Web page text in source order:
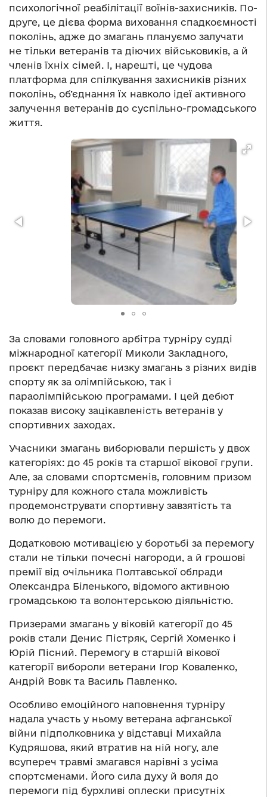
психологічної реабілітації воїнів-захисників. По-
друге, це дієва форма виховання спадкоємності
поколінь, адже до змагань плануємо залучати
не тільки ветеранів та діючих військовиків, а й
членів їхніх сімей. І, нарешті, це чудова
платформа для спілкування захисників різних
поколінь, об’єднання їх навколо ідеї активного
залучення ветеранів до суспільно-громадського
життя.
За словами головного арбітра турніру судді
міжнародної категорії Миколи Закладного,
проєкт передбачає низку змагань з різних видів
спорту як за олімпійською, так і
параолімпійською програмами. І цей дебют
показав високу зацікавленість ветеранів у
спортивних заходах.
Учасники змагань виборювали першість у двох
категоріях: до 45 років та старшої вікової групи.
Але, за словами спортсменів, головним призом
турніру для кожного стала можливість
продемонструвати спортивну завзятість та
волю до перемоги.
Додатковою мотивацією у боротьбі за перемогу
стали не тільки почесні нагороди, а й грошові
премії від очільника Полтавської облради
Олександра Біленького, відомого активною
громадською та волонтерською діяльністю.
Призерами змагань у віковій категорії до 45
років стали Денис Пістряк, Сергій Хоменко і
Юрій Пісний. Перемогу в старшій вікової
категорії вибороли ветерани Ігор Коваленко,
Андрій Вовк та Василь Павленко.
Особливо емоційного наповнення турніру
надала участь у ньому ветерана афганської
війни підполковника у відставці Михайла
Кудряшова, який втратив на ній ногу, але
всупереч травмі змагався нарівні з усіма
спортсменами. Його сила духу й воля до
перемоги під бурхливі оплески присутніх